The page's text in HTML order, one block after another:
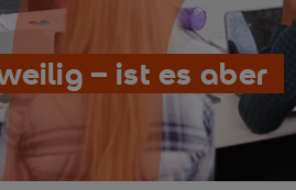
– ist es aber